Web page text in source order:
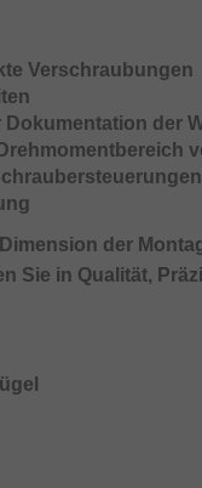
Verschraubungen
Dokumentation
der
in Qualität,